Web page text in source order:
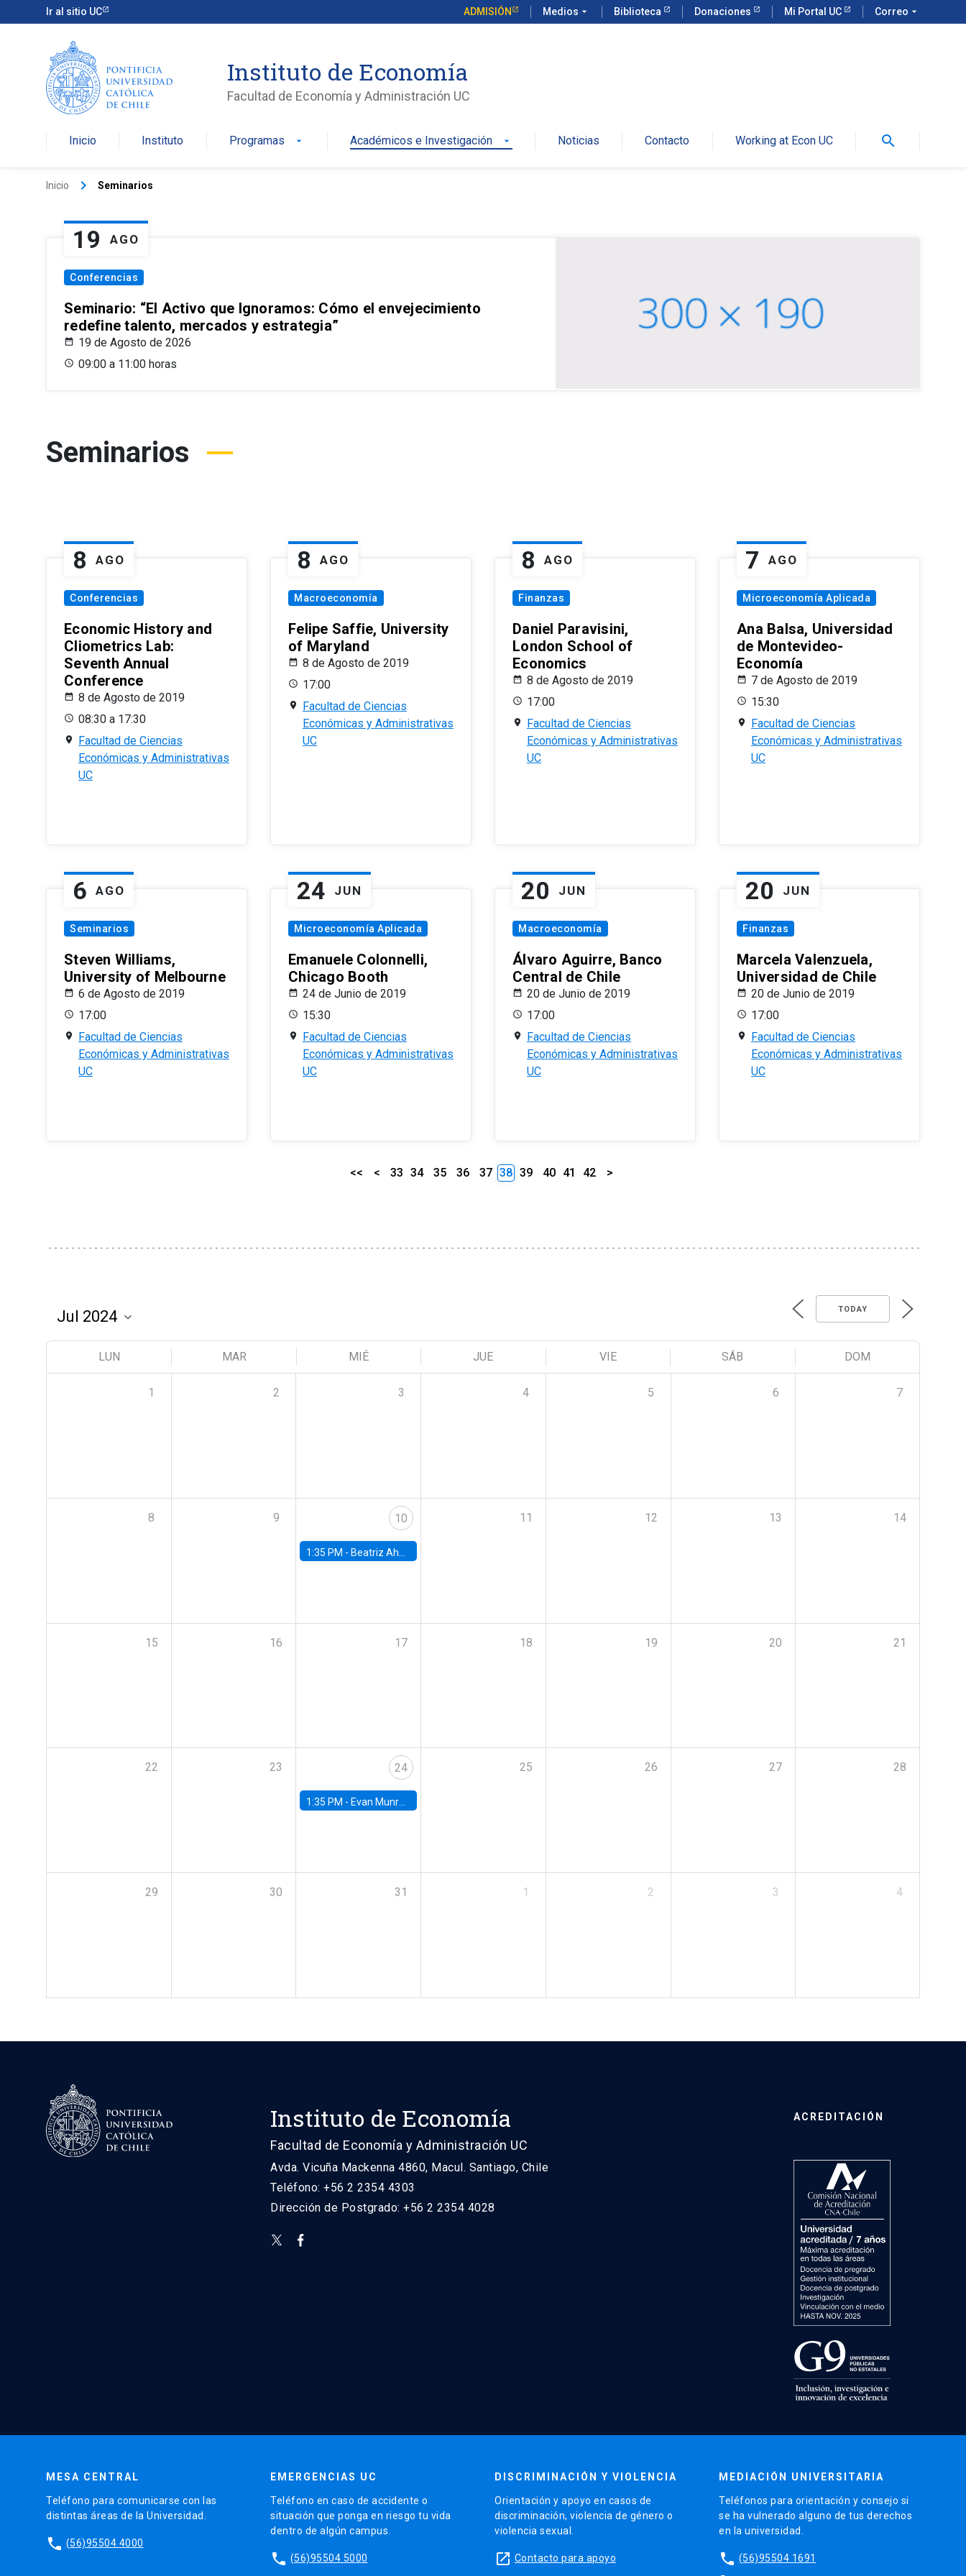
Ir al sitio UC ADMISIÓN Medios arrow_drop_down Biblioteca Donaciones Mi Portal UC Correo arrow_drop_down
Instituto de Economía
Facultad de Economía y Administración UC
Inicio Instituto Programas arrow_drop_down Académicos e Investigación arrow_drop_down Noticias Contacto Working at Econ UC search
Inicio keyboard_arrow_right Seminarios
19 AGO
Conferencias
Seminario: “El Activo que Ignoramos: Cómo el envejecimiento
redefine talento, mercados y estrategia”
19 de Agosto de 2026
09:00 a 11:00 horas
Seminarios
8 AGO
Conferencias
Economic History and
Cliometrics Lab:
Seventh Annual
Conference
8 de Agosto de 2019
08:30 a 17:30
Facultad de Ciencias
Económicas y Administrativas
UC
8 AGO
Macroeconomía
Felipe Saffie, University
of Maryland
8 de Agosto de 2019
17:00
Facultad de Ciencias
Económicas y Administrativas
UC
8 AGO
Finanzas
Daniel Paravisini,
London School of
Economics
8 de Agosto de 2019
17:00
Facultad de Ciencias
Económicas y Administrativas
UC
7 AGO
Microeconomía Aplicada
Ana Balsa, Universidad
de Montevideo-
Economía
7 de Agosto de 2019
15:30
Facultad de Ciencias
Económicas y Administrativas
UC
6 AGO
Seminarios
Steven Williams,
University of Melbourne
6 de Agosto de 2019
17:00
Facultad de Ciencias
Económicas y Administrativas
UC
24 JUN
Microeconomía Aplicada
Emanuele Colonnelli,
Chicago Booth
24 de Junio de 2019
15:30
Facultad de Ciencias
Económicas y Administrativas
UC
20 JUN
Macroeconomía
Álvaro Aguirre, Banco
Central de Chile
20 de Junio de 2019
17:00
Facultad de Ciencias
Económicas y Administrativas
UC
20 JUN
Finanzas
Marcela Valenzuela,
Universidad de Chile
20 de Junio de 2019
17:00
Facultad de Ciencias
Económicas y Administrativas
UC
<< < 33 34 35 36 37 38 39 40 41 42 >
TODAY
LUN MAR MIÉ JUE VIE SÁB DOM
1 2 3 4 5 6 7
8 9 10
1:35 PM - Beatriz Ahumada, PhD candidate, Universidad de Pittsburgh
11 12 13 14
15 16 17 18 19 20 21
22 23 24
1:35 PM - Evan Munro, Neyman Visiting Assistant Professor in the Department of Statistics at UC Berkeley
25 26 27 28
29 30 31 1 2 3 4
Instituto de Economía
Facultad de Economía y Administración UC
Avda. Vicuña Mackenna 4860, Macul. Santiago, Chile
Teléfono: +56 2 2354 4303
Dirección de Postgrado: +56 2 2354 4028
ACREDITACIÓN
MESA CENTRAL
Teléfono para comunicarse con las
distintas áreas de la Universidad.
phone (56)95504 4000
EMERGENCIAS UC
Teléfono en caso de accidente o
situación que ponga en riesgo tu vida
dentro de algún campus.
phone (56)95504 5000
DISCRIMINACIÓN Y VIOLENCIA
Orientación y apoyo en casos de
discriminación, violencia de género o
violencia sexual.
launch Contacto para apoyo
MEDIACIÓN UNIVERSITARIA
Teléfonos para orientación y consejo si
se ha vulnerado alguno de tus derechos
en la universidad.
phone (56)95504 1691